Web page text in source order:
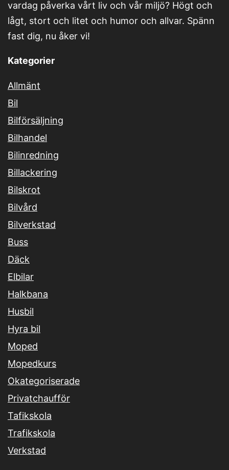
vardag påverka vårt liv och vår miljö? Högt och
lågt, stort och litet och humor och allvar. Spänn
fast dig, nu åker vi!
Kategorier
Allmänt
Bil
Bilförsäljning
Bilhandel
Bilinredning
Billackering
Bilskrot
Bilvård
Bilverkstad
Buss
Däck
Elbilar
Halkbana
Husbil
Hyra bil
Moped
Mopedkurs
Okategoriserade
Privatchaufför
Tafikskola
Trafikskola
Verkstad